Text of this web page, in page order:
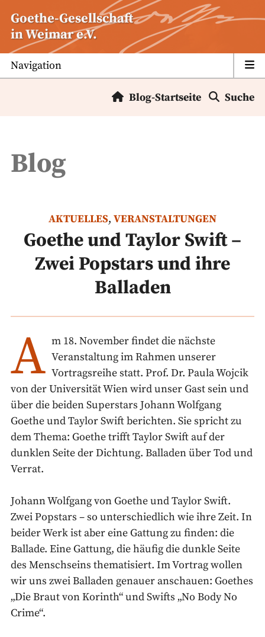
Inhalt
springen
Goethe-Gesellschaft
in Weimar e.V.
Navigation
Blog-Startseite Suche
Blog
AKTUELLES, VERANSTALTUNGEN
Goethe und Taylor Swift –
Zwei Popstars und ihre
Balladen
A m 18. November findet die nächste
Veranstaltung im Rahmen unserer
Vortragsreihe statt. Prof. Dr. Paula Wojcik
von der Universität Wien wird unser Gast sein und
über die beiden Superstars Johann Wolfgang
Goethe und Taylor Swift berichten. Sie spricht zu
dem Thema: Goethe trifft Taylor Swift auf der
dunklen Seite der Dichtung. Balladen über Tod und
Verrat.
Johann Wolfgang von Goethe und Taylor Swift.
Zwei Popstars – so unterschiedlich wie ihre Zeit. In
beider Werk ist aber eine Gattung zu finden: die
Ballade. Eine Gattung, die häufig die dunkle Seite
des Menschseins thematisiert. Im Vortrag wollen
wir uns zwei Balladen genauer anschauen: Goethes
„Die Braut von Korinth“ und Swifts „No Body No
Crime“.